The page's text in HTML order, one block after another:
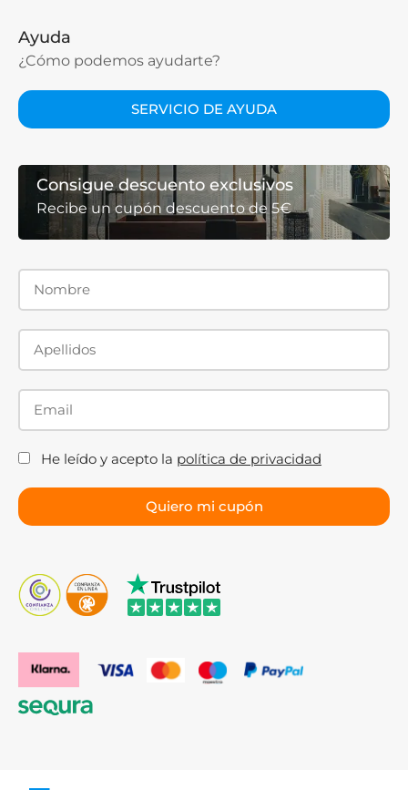
Ayuda
¿Cómo podemos ayudarte?
SERVICIO DE AYUDA
Consigue descuento exclusivos
Recibe un cupón descuento de 5€
He leído y acepto la política de privacidad